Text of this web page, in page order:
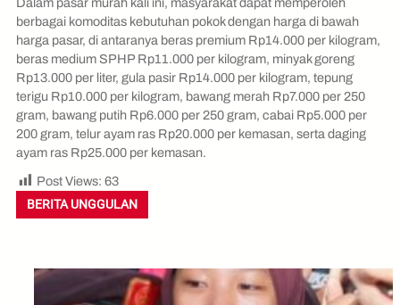
berbagai komoditas kebutuhan pokok dengan harga di bawah
harga pasar, di antaranya beras premium Rp14.000 per kilogram,
beras medium SPHP Rp11.000 per kilogram, minyak goreng
Rp13.000 per liter, gula pasir Rp14.000 per kilogram, tepung
terigu Rp10.000 per kilogram, bawang merah Rp7.000 per 250
gram, bawang putih Rp6.000 per 250 gram, cabai Rp5.000 per
200 gram, telur ayam ras Rp20.000 per kemasan, serta daging
ayam ras Rp25.000 per kemasan.
Post Views: 63
BERITA UNGGULAN